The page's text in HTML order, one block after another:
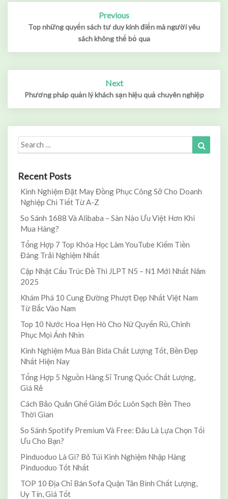
navigation
Previous
Top những quyển sách tư duy kinh điển mà người yêu
sách không thể bỏ qua
Next
Phương pháp quản lý khách sạn hiệu quả chuyên nghiệp
Search
for:
Recent Posts
Kinh Nghiệm Đặt May Đồng Phục Công Sở Cho Doanh
Nghiệp Chi Tiết Từ A-Z
So Sánh 1688 Và Alibaba – Sàn Nào Ưu Việt Hơn Khi
Mua Hàng?
Tổng Hợp 7 Top Khóa Học Làm YouTube Kiếm Tiền
Đáng Trải Nghiệm Nhất
Cập Nhật Cấu Trúc Đề Thi JLPT N5 – N1 Mới Nhất Năm
2025
Khám Phá 10 Cung Đường Phượt Đẹp Nhất Việt Nam
Từ Bắc Vào Nam
Top 10 Nước Hoa Hẹn Hò Cho Nữ Quyến Rũ, Chinh
Phục Mọi Ánh Nhìn
Kinh Nghiệm Mua Bàn Bida Chất Lượng Tốt, Bền Đẹp
Nhất Hiện Nay
Tổng Hợp 5 Nguồn Hàng Sỉ Trung Quốc Chất Lượng,
Giá Rẻ
Cách Bảo Quản Ghế Giám Đốc Luôn Sạch Bền Theo
Thời Gian
So Sánh Spotify Premium Và Free: Đâu Là Lựa Chọn Tối
Ưu Cho Bạn?
Pinduoduo Là Gì? Bỏ Túi Kinh Nghiệm Nhập Hàng
Pinduoduo Tốt Nhất
TOP 10 Địa Chỉ Bán Sofa Quận Tân Bình Chất Lượng,
Uy Tín, Giá Tốt